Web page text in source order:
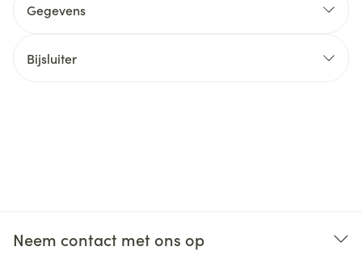
Gegevens
Bijsluiter
Neem contact met ons op